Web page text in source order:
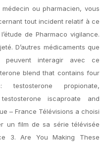
ou pharmacien, vous
tout incident relatif à ce
de Pharmaco vigilance.
D’autres médicaments que
peuvent interagir avec ce
blend that contains four
testosterone propionate,
iscaproate and
– France Télévisions a choisi
un film de sa série télévisée
3. Are You Making These